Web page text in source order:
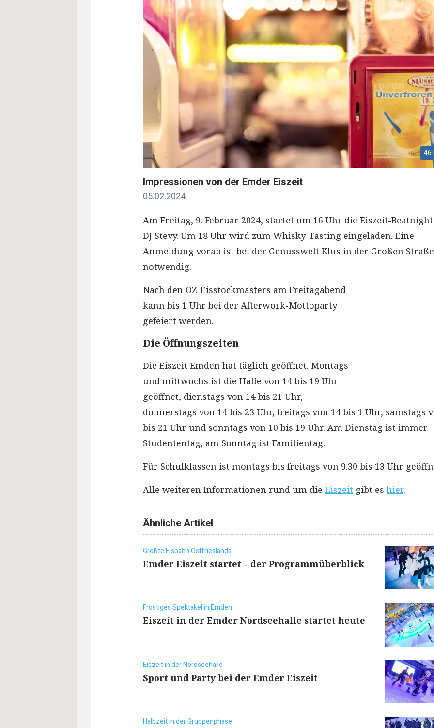
46
Impressionen von der Emder Eiszeit
05.02.2024
Am Freitag, 9. Februar 2024, startet um 16 Uhr die Eiszeit-
DJ Stevy. Um 18 Uhr wird zum Whisky-Tasting eingeladen. Eine
Anmeldung vorab ist bei der Genusswelt Klus in der Großen Straße
notwendig.
Nach den OZ-Eisstockmasters am Freitagabend
kann bis 1 Uhr bei der Afterwork-Mottoparty
gefeiert werden.
Die Öffnungszeiten
Die Eiszeit Emden hat täglich geöffnet. Montags
und mittwochs ist die Halle von 14 bis 19 Uhr
geöffnet, dienstags von 14 bis 21 Uhr,
donnerstags von 14 bis 23 Uhr, freitags von 14 bis 1 Uhr, samstags
bis 21 Uhr und sonntags von 10 bis 19 Uhr. Am Dienstag ist immer
Studententag, am Sonntag ist Familientag.
Für Schulklassen ist montags bis freitags von 9.30 bis 13 Uhr
Alle weiteren Informationen rund um die Eiszeit gibt es hier.
Ähnliche Artikel
Größte Eisbahn Ostfrieslands
Emder Eiszeit startet – der Programmüberblick
Frostiges Spektakel in Emden
Eiszeit in der Emder Nordseehalle startet heute
Eiszeit in der Nordseehalle
Sport und Party bei der Emder Eiszeit
Halbzeit in der Gruppenphase